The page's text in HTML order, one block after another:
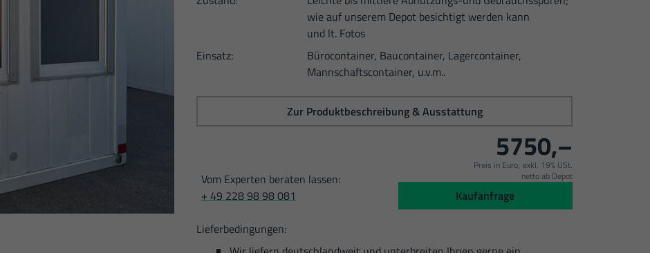
wie auf unserem Depot besichtigt werden kann
und lt. Fotos
Einsatz:
Bürocontainer, Baucontainer, Lagercontainer,
Mannschaftscontainer, u.v.m..
Zur Produktbeschreibung & Ausstattung
Vom Experten beraten lassen:
+ 49 228 98 98 081
5750,–
Preis in Euro; exkl. 19% USt.
netto ab Depot
Kaufanfrage
Lieferbedingungen: